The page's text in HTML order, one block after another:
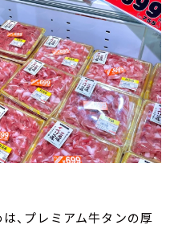
、プレミアム牛タンの厚